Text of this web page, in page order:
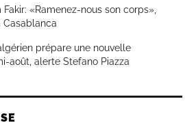
«Ramenez-nous son corps»,
prépare une nouvelle
août, alerte Stefano Piazza